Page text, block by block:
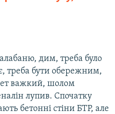
дим, треба було
треба бути обережним,
важкий, шолом
лупив. Спочатку
бетонні стіни БТР, але